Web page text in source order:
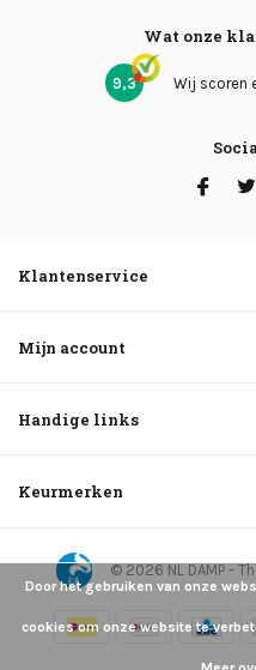
Wat onze
9,3 Wij scoren
Klantenservice
Mijn account
Handige links
Keurmerken
© 2026 NL DAMP -
Door het gebruiken van onze
cookies om onze website te